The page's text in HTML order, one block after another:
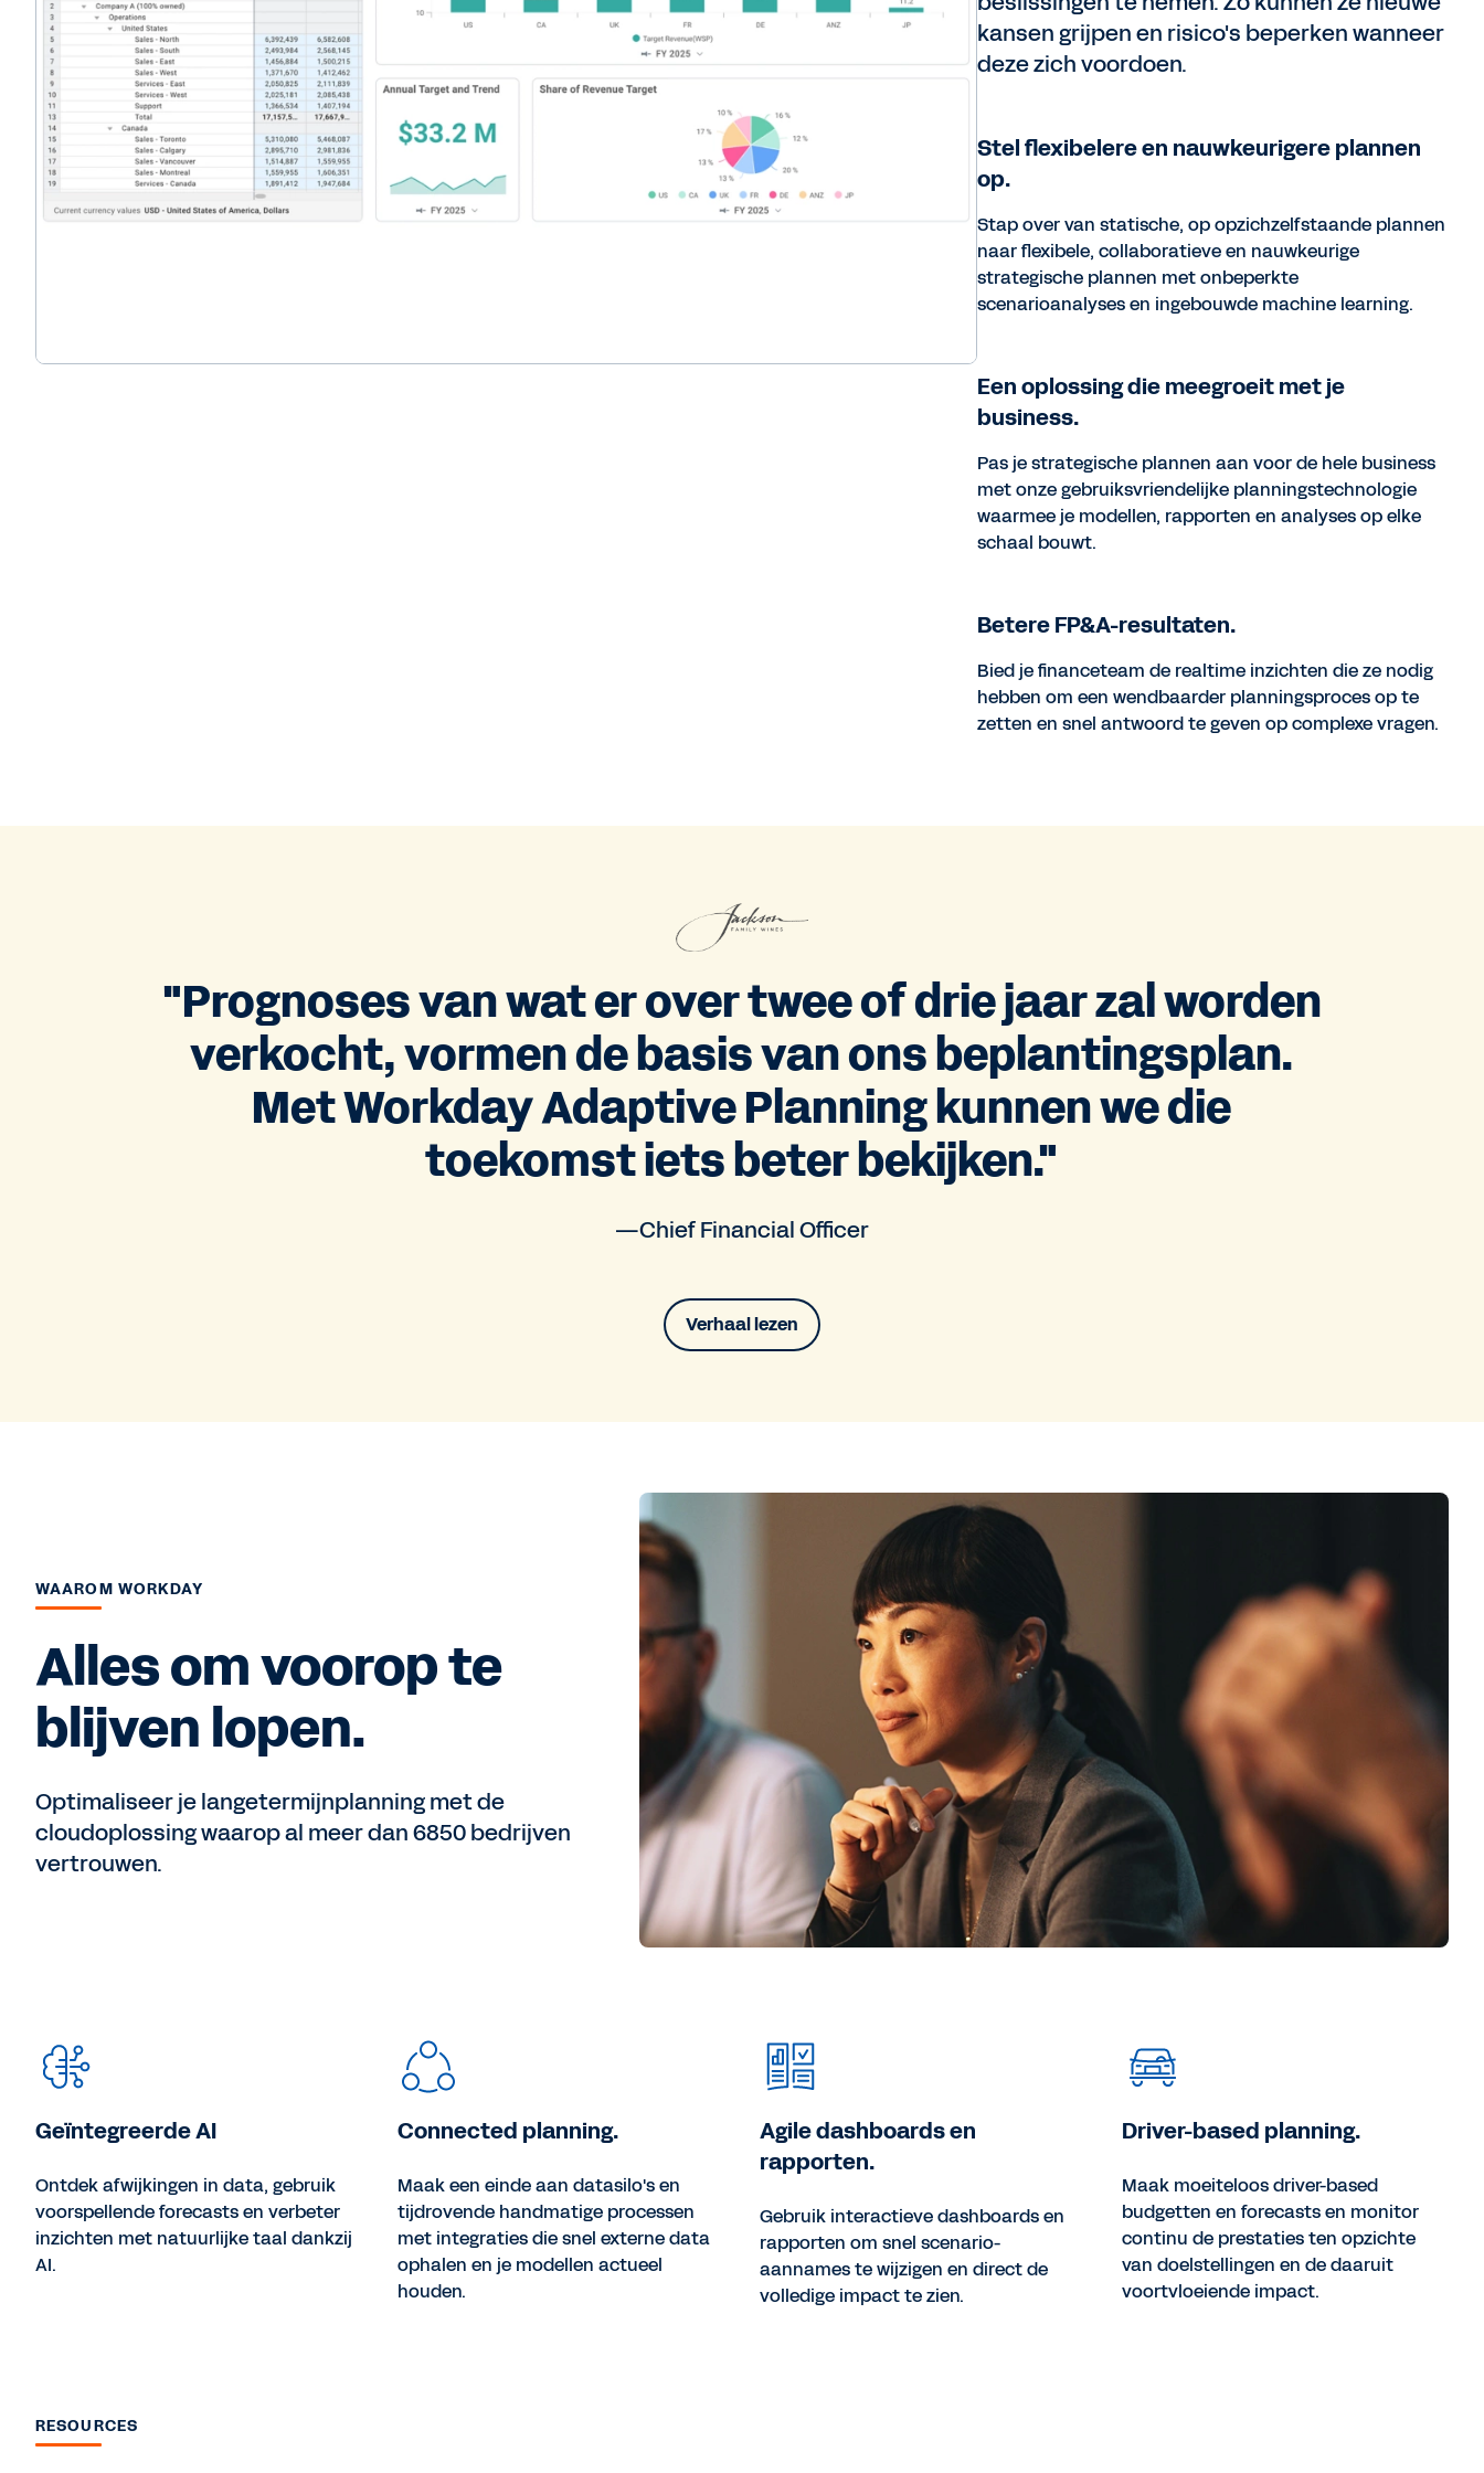
kansen grijpen en risico's beperken wanneer
deze zich voordoen.
Stel flexibelere en nauwkeurigere plannen
op.
Stap over van statische, op opzichzelfstaande plannen
naar flexibele, collaboratieve en nauwkeurige
strategische plannen met onbeperkte
scenarioanalyses en ingebouwde machine learning.
Een oplossing die meegroeit met je
business.
Pas je strategische plannen aan voor de hele business
met onze gebruiksvriendelijke planningstechnologie
waarmee je modellen, rapporten en analyses op elke
schaal bouwt.
Betere FP&A-resultaten.
Bied je financeteam de realtime inzichten die ze nodig
hebben om een wendbaarder planningsproces op te
zetten en snel antwoord te geven op complexe vragen.
"Prognoses van wat er over twee of drie jaar zal worden
verkocht, vormen de basis van ons beplantingsplan.
Met Workday Adaptive Planning kunnen we die
toekomst iets beter bekijken."
—Chief Financial Officer
Verhaal lezen
WAAROM WORKDAY
Alles om voorop te
blijven lopen.
Optimaliseer je langetermijnplanning met de
cloudoplossing waarop al meer dan 6850 bedrijven
vertrouwen.
Geïntegreerde AI
Ontdek afwijkingen in data, gebruik
voorspellende forecasts en verbeter
inzichten met natuurlijke taal dankzij
AI.
Connected planning.
Maak een einde aan datasilo's en
tijdrovende handmatige processen
met integraties die snel externe data
ophalen en je modellen actueel
houden.
Agile dashboards en
rapporten.
Gebruik interactieve dashboards en
rapporten om snel scenario-
aannames te wijzigen en direct de
volledige impact te zien.
Driver-based planning.
Maak moeiteloos driver-based
budgetten en forecasts en monitor
continu de prestaties ten opzichte
van doelstellingen en de daaruit
voortvloeiende impact.
RESOURCES